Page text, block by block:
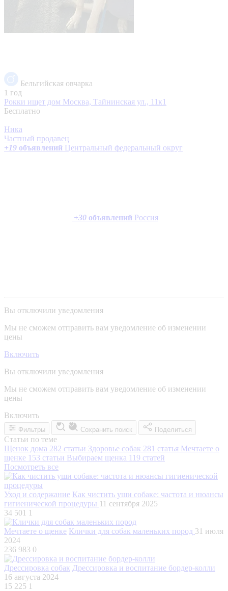
Бельгийская овчарка
1 год
Рокки ищет дом Москва, Тайнинская ул., 11к1
Бесплатно
Ника
Частный продавец
+19 объявлений Центральный федеральный округ
+30 объявлений Россия
Вы отключили уведомления
Мы не сможем отправить вам уведомление об изменении
цены
Включить
Вы отключили уведомления
Мы не сможем отправить вам уведомление об изменении
цены
Включить
Фильтры Сохранить поиск Поделиться
Статьи по теме
Щенок дома 282 статьи Здоровье собак 281 статья Мечтаете о
щенке 153 статьи Выбираем щенка 119 статей
Посмотреть все
Уход и содержание Как чистить уши собаке: частота и нюансы
гигиенической процедуры 11 сентября 2025
34 501 1
Мечтаете о щенке Клички для собак маленьких пород 31 июля
2024
236 983 0
Дрессировка собак Дрессировка и воспитание бордер-колли
16 августа 2024
15 225 1